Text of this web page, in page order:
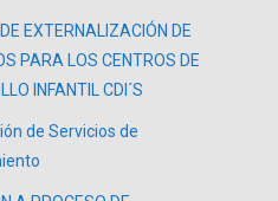
EXTERNALIZACIÓN DE
PARA LOS CENTROS DE
INFANTIL CDI´S
de Servicios de